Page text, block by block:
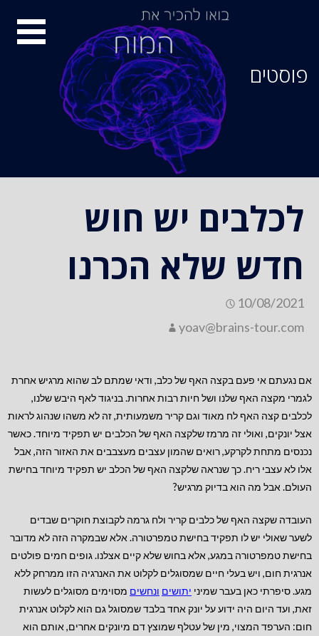
פוסטים
לכלבים יש חוש
חדש שלא הכרנו
10/08/2021
yoav@brains-tour.com
אם נגעתם אי פעם בקצה האף של כלב, ודאי שמתם לב שהוא מרגיש אחרת
לגמרי מקצה האף שלנו ושל חיות רבות אחרות. בניגוד לאף היבש שלנו,
לכלבים קצה האף לח מאוד וגם קריר משמעותית, זה לא משהו שנהוג לראות
אצל יונקים, ואולי זה מרמז שלקצה האף של הכלבים יש תפקיד מיוחד. כאשר
נכנסים מתחת לקרקע, רואים שהמון עצבים מעצבבים את האזור הזה, אבל
אלו לא עצבי ריח. כך שנראה שלקצה האף של הכלב יש תפקיד מיוחד בחישת
העולם. אבל מה הוא בדיוק מרגיש?
העובדה שקצה האף של כלבים קריר ולח גרמה לקבוצת חוקרים שבדים
לשער שאולי יש לו תפקיד בחישת טמפרטורה. אלא שבמקרה הזה לא מדובר
בחישת טמפרטורה במגע, אלא בחוש שלא קיים אצלנו. גופים חמים פולטים
אנרגית חום, ויש בעלי חיים שמסוגלים לקלוט את האנרגיה הזו ממרחק ללא
מגע. סיפרתי כאן בעבר שמיני יתושים ונחשים מסוימים מסוגלים לעשות
זאת, ועד היום היה ידוע על יונק אחד בלבד שמסוגל גם הוא לקלוט אנרגית
חום: הערפד המצוי, מין של עטלף שמוצץ דם מיונקים אחרים, אותם הוא